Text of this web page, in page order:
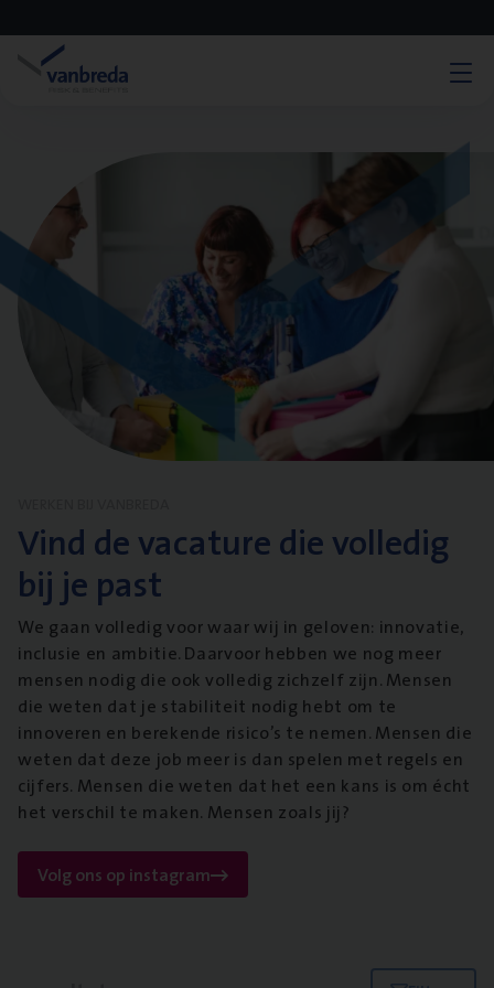
Vind de vacature die volledig
bij je past
We gaan volledig voor waar wij in geloven: innovatie,
inclusie en ambitie. Daarvoor hebben we nog meer
mensen nodig die ook volledig zichzelf zijn. Mensen
die weten dat je stabiliteit nodig hebt om te
innoveren en berekende risico’s te nemen. Mensen die
weten dat deze job meer is dan spelen met regels en
cijfers. Mensen die weten dat het een kans is om écht
het verschil te maken. Mensen zoals jij?
Volg ons op instagram